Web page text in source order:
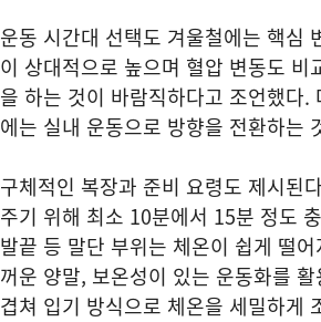
운동 시간대 선택도 겨울철에는 핵심
이 상대적으로 높으며 혈압 변동도
을 하는 것이 바람직하다고 조언했다
에는 실내 운동으로 방향을 전환하는
구체적인 복장과 준비 요령도 제시된
주기 위해 최소 10분에서 15분 정도
발끝 등 말단 부위는 체온이 쉽게 떨
꺼운 양말, 보온성이 있는 운동화를
겹쳐 입기 방식으로 체온을 세밀하게